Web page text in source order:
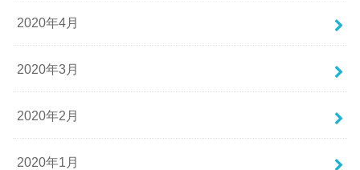
2020年4月
2020年3月
2020年2月
2020年1月